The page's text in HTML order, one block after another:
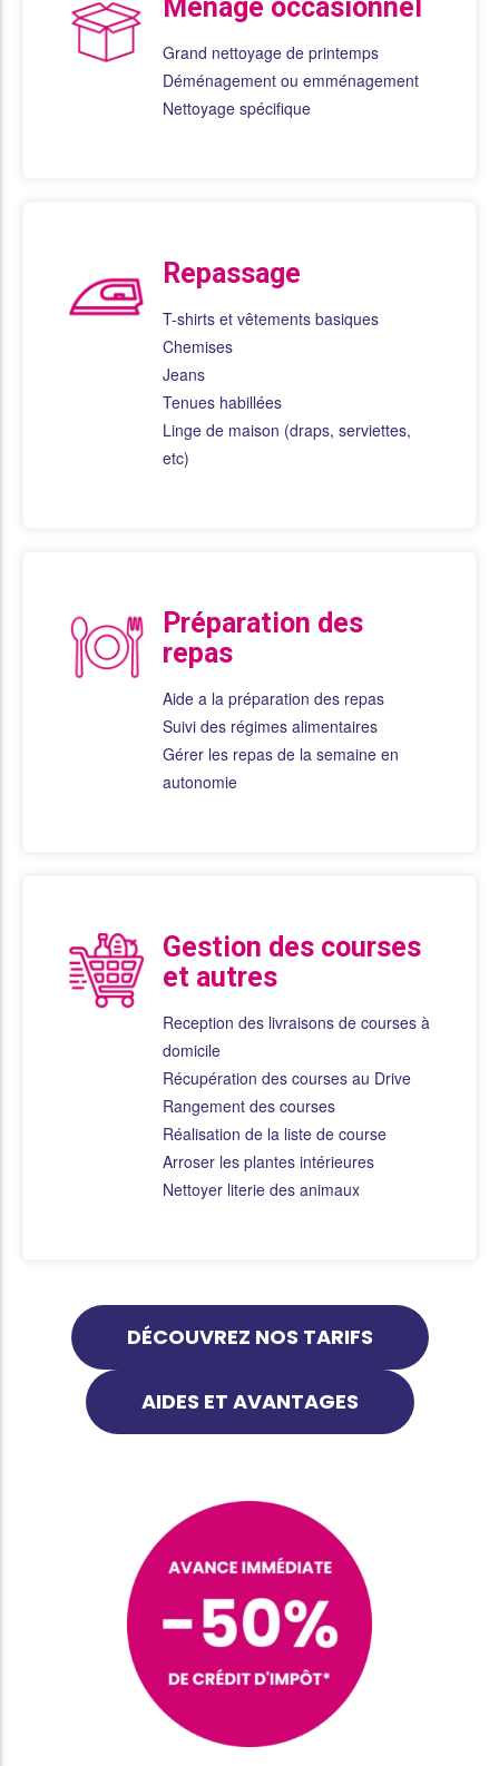
Ménage occasionnel
Grand nettoyage de printemps
Déménagement ou emménagement
Nettoyage spécifique
Repassage
T-shirts et vêtements basiques
Chemises
Jeans
Tenues habillées
Linge de maison (draps, serviettes,
etc)
Préparation des
repas
Aide a la préparation des repas
Suivi des régimes alimentaires
Gérer les repas de la semaine en
autonomie
Gestion des courses
et autres
Reception des livraisons de courses à
domicile
Récupération des courses au Drive
Rangement des courses
Réalisation de la liste de course
Arroser les plantes intérieures
Nettoyer literie des animaux
DÉCOUVREZ NOS TARIFS
AIDES ET AVANTAGES